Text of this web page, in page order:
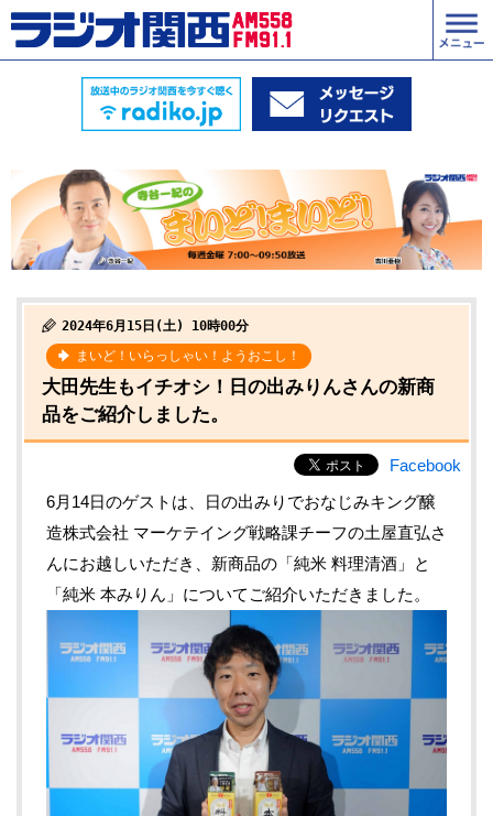
2024年6月15日(土) 10時00分
まいど！いらっしゃい！ようおこし！
大田先生もイチオシ！日の出みりんさんの新商
品をご紹介しました。
Facebook
6月14日のゲストは、日の出みりでおなじみキング醸
造株式会社 マーケテイング戦略課チーフの土屋直弘さ
んにお越しいただき、新商品の「純米 料理清酒」と
「純米 本みりん」についてご紹介いただきました。